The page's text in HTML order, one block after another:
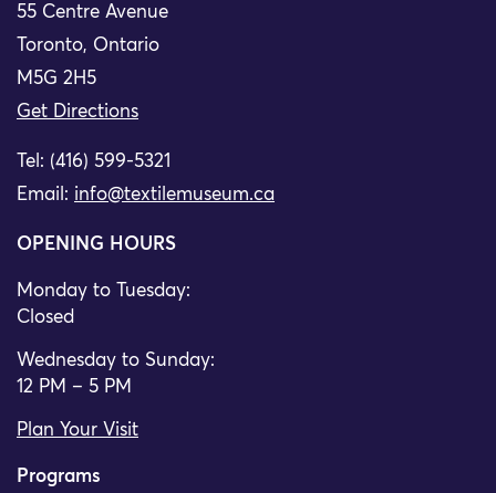
55 Centre Avenue
Toronto, Ontario
M5G 2H5
Get Directions
Tel: (416) 599-5321
Email: info@textilemuseum.ca
OPENING HOURS
Monday to Tuesday:
Closed
Wednesday to Sunday:
12 PM – 5 PM
Plan Your Visit
Programs